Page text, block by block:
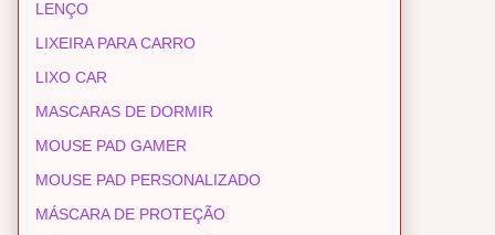
LENÇO
LIXEIRA PARA CARRO
LIXO CAR
MASCARAS DE DORMIR
MOUSE PAD GAMER
MOUSE PAD PERSONALIZADO
MÁSCARA DE PROTEÇÃO